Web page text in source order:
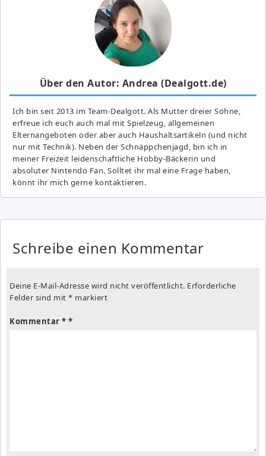
Über den Autor: Andrea (Dealgott.de)
Ich bin seit 2013 im Team-Dealgott. Als Mutter dreier Söhne,
erfreue ich euch auch mal mit Spielzeug, allgemeinen
Elternangeboten oder aber auch Haushaltsartikeln (und nicht
nur mit Technik). Neben der Schnäppchenjagd, bin ich in
meiner Freizeit leidenschaftliche Hobby-Bäckerin und
absoluter Nintendo Fan. Solltet ihr mal eine Frage haben,
könnt ihr mich gerne kontaktieren.
Schreibe einen Kommentar
Deine E-Mail-Adresse wird nicht veröffentlicht. Erforderliche
Felder sind mit * markiert
Kommentar *